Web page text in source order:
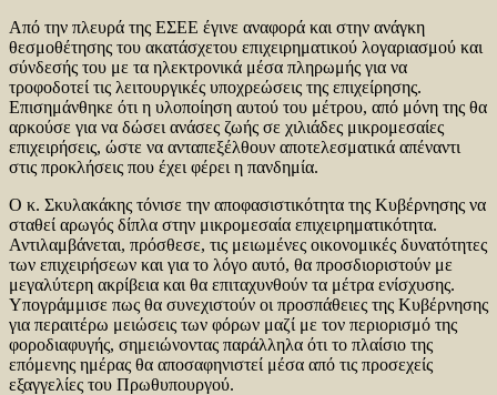
Από την πλευρά της ΕΣΕΕ έγινε αναφορά και στην ανάγκη
θεσμοθέτησης του ακατάσχετου επιχειρηματικού λογαριασμού και
σύνδεσής του με τα ηλεκτρονικά μέσα πληρωμής για να
τροφοδοτεί τις λειτουργικές υποχρεώσεις της επιχείρησης.
Επισημάνθηκε ότι η υλοποίηση αυτού του μέτρου, από μόνη της θα
αρκούσε για να δώσει ανάσες ζωής σε χιλιάδες μικρομεσαίες
επιχειρήσεις, ώστε να ανταπεξέλθουν αποτελεσματικά απέναντι
στις προκλήσεις που έχει φέρει η πανδημία.
Ο κ. Σκυλακάκης τόνισε την αποφασιστικότητα της Κυβέρνησης να
σταθεί αρωγός δίπλα στην μικρομεσαία επιχειρηματικότητα.
Αντιλαμβάνεται, πρόσθεσε, τις μειωμένες οικονομικές δυνατότητες
των επιχειρήσεων και για το λόγο αυτό, θα προσδιοριστούν με
μεγαλύτερη ακρίβεια και θα επιταχυνθούν τα μέτρα ενίσχυσης.
Υπογράμμισε πως θα συνεχιστούν οι προσπάθειες της Κυβέρνησης
για περαιτέρω μειώσεις των φόρων μαζί με τον περιορισμό της
φοροδιαφυγής, σημειώνοντας παράλληλα ότι το πλαίσιο της
επόμενης ημέρας θα αποσαφηνιστεί μέσα από τις προσεχείς
εξαγγελίες του Πρωθυπουργού.